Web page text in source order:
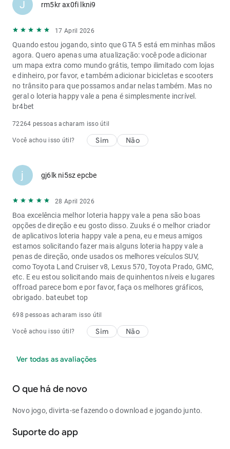
J rm5kr ax0fi lkni9
17 April 2026
Quando estou jogando, sinto que GTA 5 está em minhas mãos
agora. Quero apenas uma atualização: você pode adicionar
um mapa extra como mundo grátis, tempo ilimitado com lojas
e dinheiro, por favor, e também adicionar bicicletas e scooters
no trânsito para que possamos andar nelas também. Mas no
geral o loteria happy vale a pena é simplesmente incrível.
br4bet
72264 pessoas acharam isso útil
Você achou isso útil? Sim Não
j gj6lk ni5sz epcbe
28 April 2026
Boa excelência melhor loteria happy vale a pena são boas
opções de direção e eu gosto disso. Zuuks é o melhor criador
de aplicativos loteria happy vale a pena, eu e meus amigos
estamos solicitando fazer mais alguns loteria happy vale a
penas de direção, onde usados os melhores veículos SUV,
como Toyota Land Cruiser v8, Lexus 570, Toyota Prado, GMC,
etc. E eu estou solicitando mais de quinhentos níveis e lugares
offroad parece bom e por favor, faça os melhores gráficos,
obrigado. bateubet top
698 pessoas acharam isso útil
Você achou isso útil? Sim Não
Ver todas as avaliações
O que há de novo
Novo jogo, divirta-se fazendo o download e jogando junto.
Suporte do app